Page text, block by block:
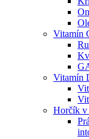
Vitamín
Vitamín
Horčík v